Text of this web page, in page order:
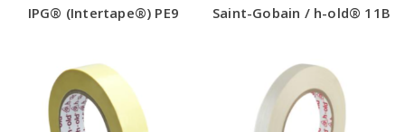
IPG® (Intertape®) PE9
Saint-Gobain / h-old® 11B